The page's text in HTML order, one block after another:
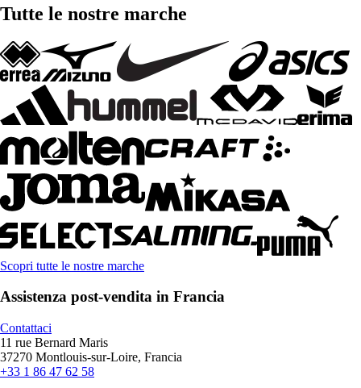
Tutte le nostre marche
Scopri tutte le nostre marche
Assistenza post-vendita in Francia
Contattaci
11 rue Bernard Maris
37270 Montlouis-sur-Loire, Francia
+33 1 86 47 62 58